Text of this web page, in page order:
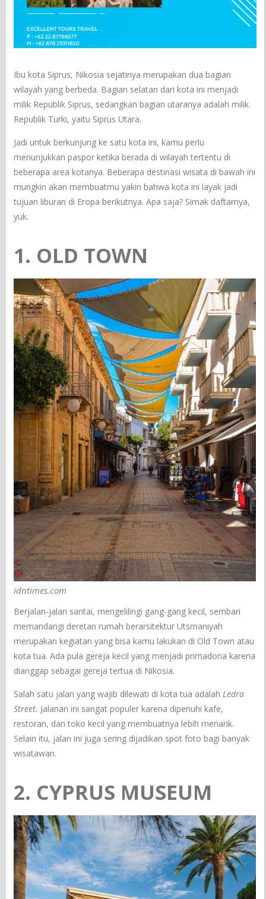
Ibu kota Siprus, Nikosia sejatinya merupakan dua bagian
wilayah yang berbeda. Bagian selatan dari kota ini menjadi
milik Republik Siprus, sedangkan bagian utaranya adalah milik
Republik Turki, yaitu Siprus Utara.
Jadi untuk berkunjung ke satu kota ini, kamu perlu
menunjukkan paspor ketika berada di wilayah tertentu di
beberapa area kotanya. Beberapa destinasi wisata di bawah ini
mungkin akan membuatmu yakin bahwa kota ini layak jadi
tujuan liburan di Eropa berikutnya. Apa saja? Simak daftarnya,
yuk.
1. OLD TOWN
idntimes.com
Berjalan-jalan santai, mengelilingi gang-gang kecil, sembari
memandangi deretan rumah berarsitektur Utsmaniyah
merupakan kegiatan yang bisa kamu lakukan di Old Town atau
kota tua. Ada pula gereja kecil yang menjadi primadona karena
dianggap sebagai gereja tertua di Nikosia.
Salah satu jalan yang wajib dilewati di kota tua adalahLedra
Street. Jalanan ini sangat populer karena dipenuhi kafe,
restoran, dan toko kecil yang membuatnya lebih menarik.
Selain itu, jalan ini juga sering dijadikan spot foto bagi banyak
wisatawan.
2. CYPRUS MUSEUM